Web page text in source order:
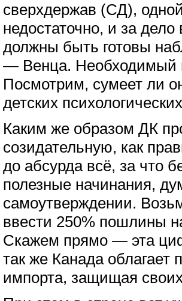
сверхдержав (СД),
недостаточно, и за
должны быть готовы
— Венца. Необходимый
Посмотрим, сумеет ли
детских
Каким же образом ДК
созидательную, как
до абсурда всё, за что
полезные начинания,
самоутверждении.
ввести 250% пошлины
Скажем прямо — эта
так же Канада облагает
импорта, защищая